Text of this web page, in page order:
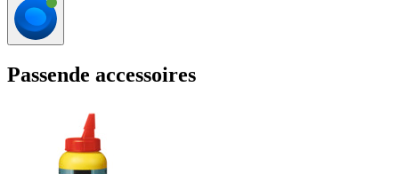
Passende accessoires